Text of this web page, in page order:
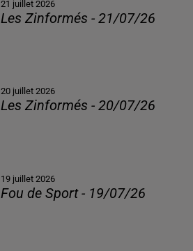
21 juillet 2026
Les Zinformés - 21/07/26
20 juillet 2026
Les Zinformés - 20/07/26
19 juillet 2026
Fou de Sport - 19/07/26